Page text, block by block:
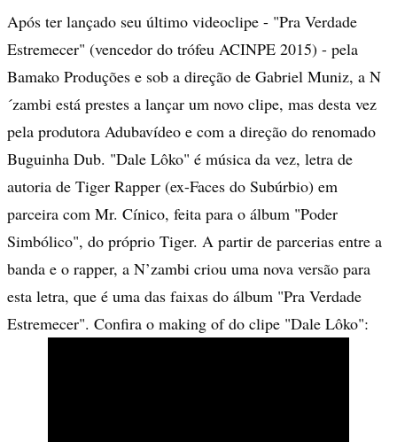
Após ter lançado seu último videoclipe - "Pra Verdade
Estremecer" (vencedor do trófeu ACINPE 2015) - pela
Bamako Produções e sob a direção de Gabriel Muniz, a N
´zambi está prestes a lançar um novo clipe, mas desta vez
pela produtora Adubavídeo e com a direção do renomado
Buguinha Dub. "Dale Lôko" é música da vez, letra de
autoria de Tiger Rapper (ex-Faces do Subúrbio) em
parceira com Mr. Cínico, feita para o álbum "Poder
Simbólico", do próprio Tiger. A partir de parcerias entre a
banda e o rapper, a N’zambi criou uma nova versão para
esta letra, que é uma das faixas do álbum "Pra Verdade
Estremecer". Confira o making of do clipe "Dale Lôko":